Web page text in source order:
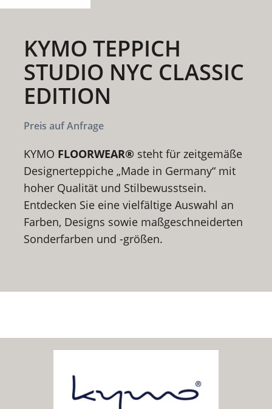
KYMO TEPPICH
STUDIO NYC CLASSIC
EDITION
Preis auf Anfrage
KYMO FLOORWEAR® steht für zeitgemäße
Designerteppiche „Made in Germany“ mit
hoher Qualität und Stilbewusstsein.
Entdecken Sie eine vielfältige Auswahl an
Farben, Designs sowie maßgeschneiderten
Sonderfarben und -größen.